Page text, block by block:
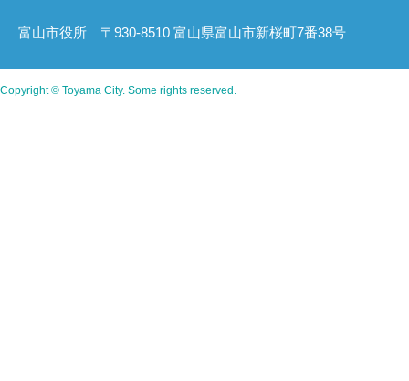
富山市役所 〒930-8510 富山県富山市新桜町7番38号
Copyright © Toyama City. Some rights reserved.